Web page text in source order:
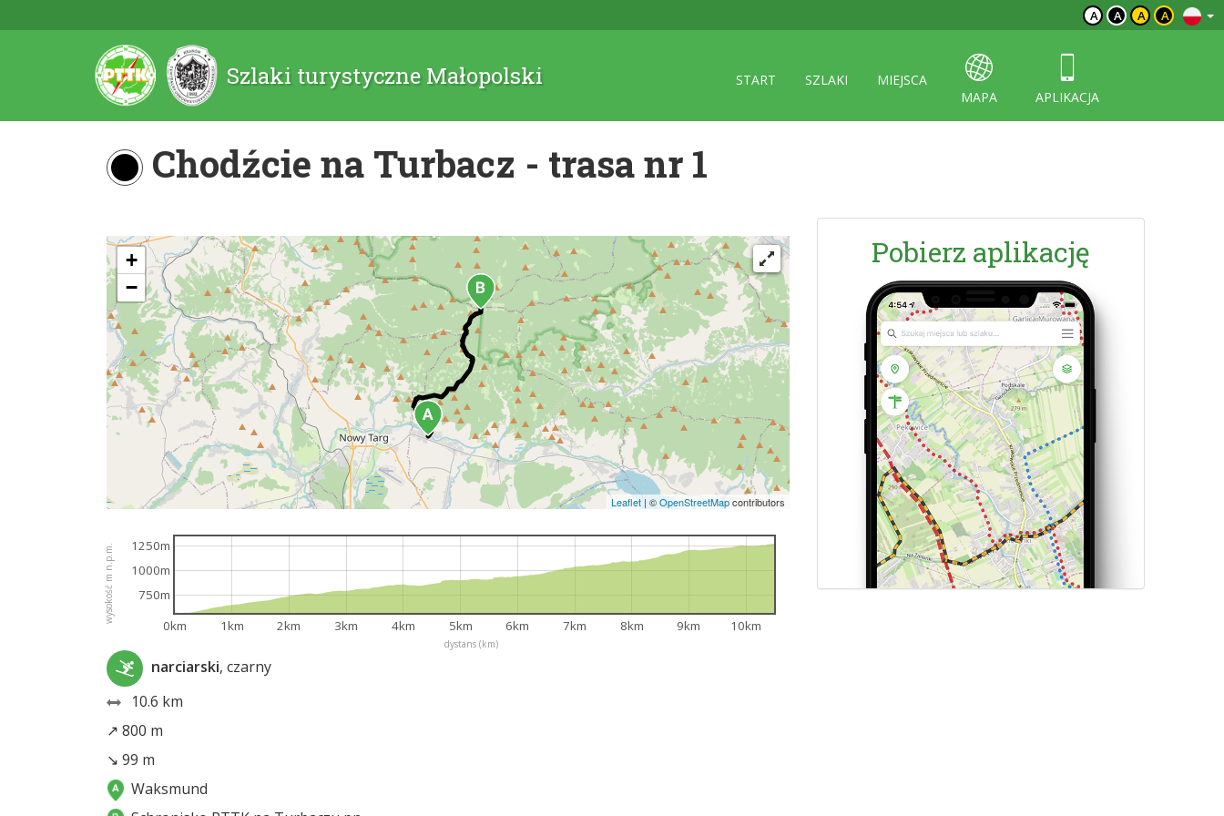
A A A A
Szlaki turystyczne Małopolski START SZLAKI
MIEJSCA
MAPA
APLIKACJA
Chodźcie na Turbacz - trasa nr 1
+
−
Leaflet | ©OpenStreetMapcontributors
dystans (km)
wysokość m n.p.m.
0km 1km 2km 3km 4km 5km 6km 7km 8km 9km 10km
750m
1000m
1250m
narciarski, czarny
10.6 km
↗ 800 m
↘ 99 m
Waksmund
Pobierz aplikację